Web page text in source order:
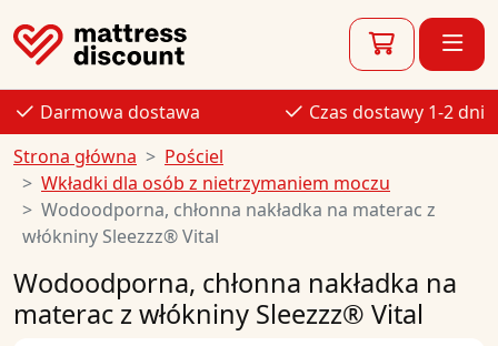
Darmowa dostawa
Czas dostawy 1-2 dni
Strona główna
Pościel
Wkładki dla osób z nietrzymaniem moczu
Wodoodporna, chłonna nakładka na materac z
włókniny Sleezzz® Vital
Wodoodporna, chłonna nakładka na
materac z włókniny Sleezzz® Vital